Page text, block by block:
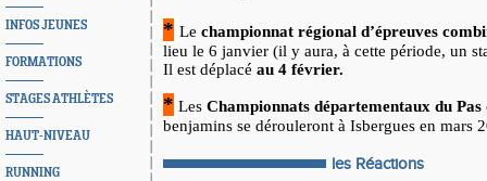
INFOS JEUNES
FORMATIONS
STAGES ATHLÈTES
HAUT-NIVEAU
RUNNING
* Le championnat régional d’épreuves
lieu le 6 janvier (il y aura, à cette période, un
Il est déplacé au 4 février.
* Les Championnats départementaux du Pas
benjamins se dérouleront à Isbergues en mars
les Réactions